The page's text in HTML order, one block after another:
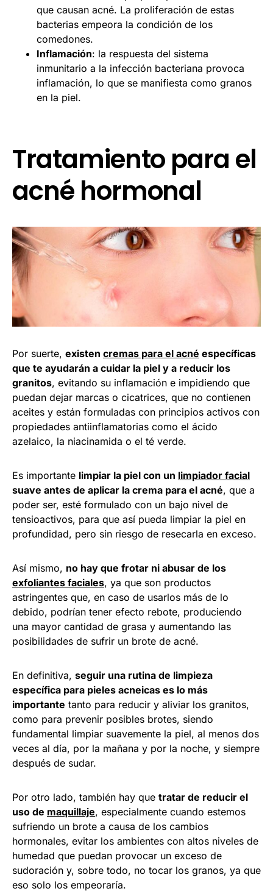
que causan acné. La proliferación de estas
bacterias empeora la condición de los
comedones.
Inflamación: la respuesta del sistema
inmunitario a la infección bacteriana provoca
inflamación, lo que se manifiesta como granos
en la piel.
Tratamiento para el
acné hormonal
Por suerte, existen cremas para el acné específicas
que te ayudarán a cuidar la piel y a reducir los
granitos, evitando su inflamación e impidiendo que
puedan dejar marcas o cicatrices, que no contienen
aceites y están formuladas con principios activos con
propiedades antiinflamatorias como el ácido
azelaico, la niacinamida o el té verde.
Es importante limpiar la piel con un limpiador facial
suave antes de aplicar la crema para el acné, que a
poder ser, esté formulado con un bajo nivel de
tensioactivos, para que así pueda limpiar la piel en
profundidad, pero sin riesgo de resecarla en exceso.
Así mismo, no hay que frotar ni abusar de los
exfoliantes faciales, ya que son productos
astringentes que, en caso de usarlos más de lo
debido, podrían tener efecto rebote, produciendo
una mayor cantidad de grasa y aumentando las
posibilidades de sufrir un brote de acné.
En definitiva, seguir una rutina de limpieza
específica para pieles acneicas es lo más
importante tanto para reducir y aliviar los granitos,
como para prevenir posibles brotes, siendo
fundamental limpiar suavemente la piel, al menos dos
veces al día, por la mañana y por la noche, y siempre
después de sudar.
Por otro lado, también hay que tratar de reducir el
uso de maquillaje, especialmente cuando estemos
sufriendo un brote a causa de los cambios
hormonales, evitar los ambientes con altos niveles de
humedad que puedan provocar un exceso de
sudoración y, sobre todo, no tocar los granos, ya que
eso solo los empeoraría.